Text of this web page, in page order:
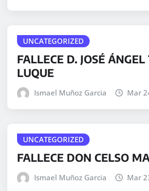
UNCATEGORIZED
FALLECE D. JOSÉ ÁNGEL
LUQUE
Ismael Muñoz Garcia Mar
UNCATEGORIZED
FALLECE DON CELSO
Ismael Muñoz Garcia Mar